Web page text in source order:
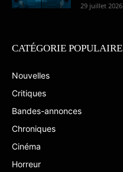
29 juillet 2026
CATÉGORIE POPULAIRE
Nouvelles
Critiques
Bandes-annonces
Chroniques
Cinéma
Horreur